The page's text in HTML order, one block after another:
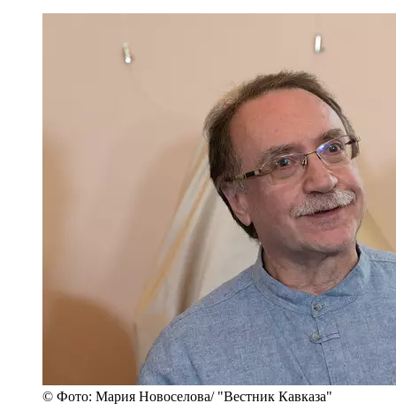
© Фото: Мария Новоселова/ "Вестник Кавказа"